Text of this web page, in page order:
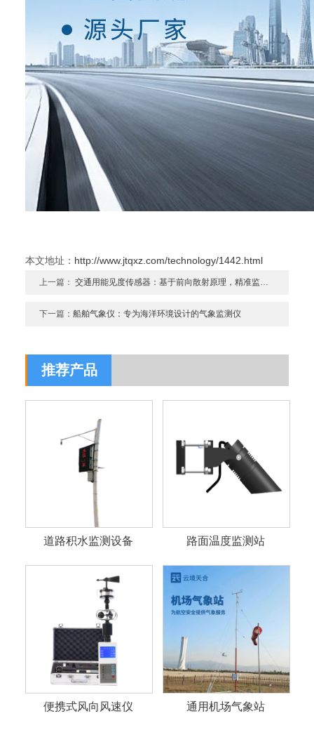
本文地址： http://www.jtqxz.com/technology/1442.html
上一篇：交通用能见度传感器：基于前向散射原理，精准监测10KM范围
下一篇：船舶气象仪：专为海洋环境设计的气象监测仪
推荐产品
道路积水监测设备 路面温度监测站
便携式风向风速仪 通用机场气象站